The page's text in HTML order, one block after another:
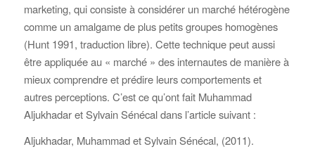
marketing, qui consiste à considérer un marché hétérogène
comme un amalgame de plus petits groupes homogènes
(Hunt 1991, traduction libre). Cette technique peut aussi
être appliquée au « marché » des internautes de manière à
mieux comprendre et prédire leurs comportements et
autres perceptions. C’est ce qu’ont fait Muhammad
Aljukhadar et Sylvain Sénécal dans l’article suivant :
Aljukhadar, Muhammad et Sylvain Sénécal, (2011).